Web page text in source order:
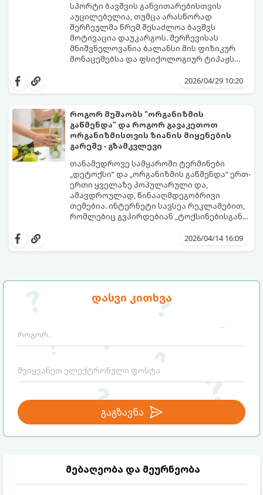
დასვი კითხვა
გაგზავნა
მებაღეობა და მეურნეობა
სპორტი ბავშვის განვითარებისთვის
აუცილებელია, თუმცა არასწორად
შერჩეულმა წრემ შესაძლოა ბავშვს
მოტივაცია დაუკარგოს. შერჩევისას
მნიშვნელოვანია ბალანსი მის ფიზიკურ
მონაცემებსა და ფსიქოლოგიურ ტიპაჟს
2026/04/29 10:20
როგორ მუშაობს "ორგანიზმის
გაწმენდა" და როგორ გავაკეთოთ
ორგანიზმისთვის ზიანის მიყენების
გარეშე - გზამკვლევი
თანამედროვე სამყაროში ტერმინები
„დეტოქსი“ და „ორგანიზმის გაწმენდა“ ერთ-
ერთი ყველაზე პოპულარული და,
ამავდროულად, წინააღმდეგობრივი
თემებია. ინტერნეტი სავსეა რეკლამებით,
რომლებიც გვპირდებიან „ტოქსინებისგან
წვენების ან მკაცრი დიეტების მეშვეობით.
მათი ეფექტი და რას ფიქრობს ამაზე
2026/04/14 16:09